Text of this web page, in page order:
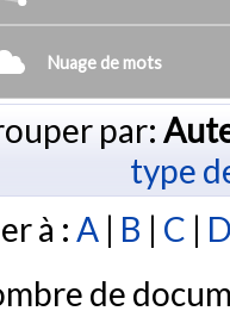
Nuage de mots
par:
type
à : A | B | C | D
de